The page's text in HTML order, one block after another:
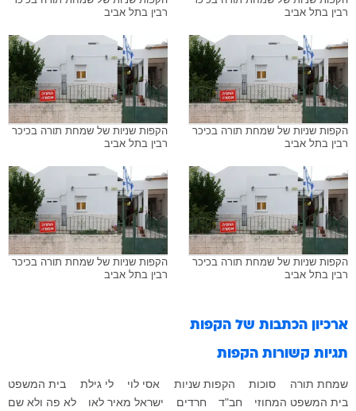
רבין בתל אביב
רבין בתל אביב
הקפות שניות של שמחת תורה בכיכר
רבין בתל אביב
הקפות שניות של שמחת תורה בכיכר
רבין בתל אביב
הקפות שניות של שמחת תורה בכיכר
רבין בתל אביב
הקפות שניות של שמחת תורה בכיכר
רבין בתל אביב
ארכיון הכתבות של הקפות
תגיות קשורות הקפות
שמחת תורה סוכות הקפות שניות אסי לוי לי גילת
בית המשפט
בית המשפט המחוזי
חב"ד חרדים ישראל מאיר לאו
לא פה ולא שם